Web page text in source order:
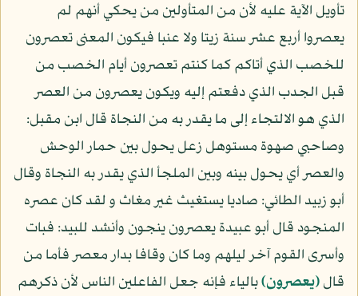
تأويل الآية عليه لأن من المتأولين من يحكي أنهم لم
يعصروا أربع عشر سنة زيتا ولا عنبا فيكون المعنى تعصرون
للخصب الذي أتاكم كما كنتم تعصرون أيام الخصب من
قبل الجدب الذي دفعتم إليه ويكون يعصرون من العصر
الذي هو الالتجاء إلى ما يقدر به من النجاة قال ابن مقبل:
وصاحبي صهوة مستوهل زعل يحول بين حمار الوحش
والعصر أي يحول بينه وبين الملجأ الذي يقدر به النجاة وقال
أبو زبيد الطائي: صاديا يستغيث غير مغاث و لقد كان عصره
المنجود قال أبو عبيدة يعصرون ينجون وأنشد للبيد: فبات
وأسرى القوم آخر ليلهم وما كان وقافا بدار معصر فأما من
قال﴿يعصرون﴾بالياء فإنه جعل الفاعلين الناس لأن ذكرهم